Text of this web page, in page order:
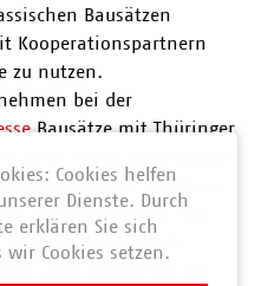
Bausätzen
Kooperationspartnern
zu nutzen.
bei der
Bausätze mit Thüringer
Thüringer Schlösser
Burgenmuseums. Das
Begleitheft liefert die
Cookies helfen
Dienste. Durch
erklären Sie sich
Cookies setzen.